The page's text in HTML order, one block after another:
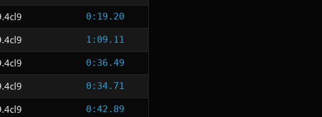
0:19.20
1:09.11
0:36.49
0:34.71
0:42.89